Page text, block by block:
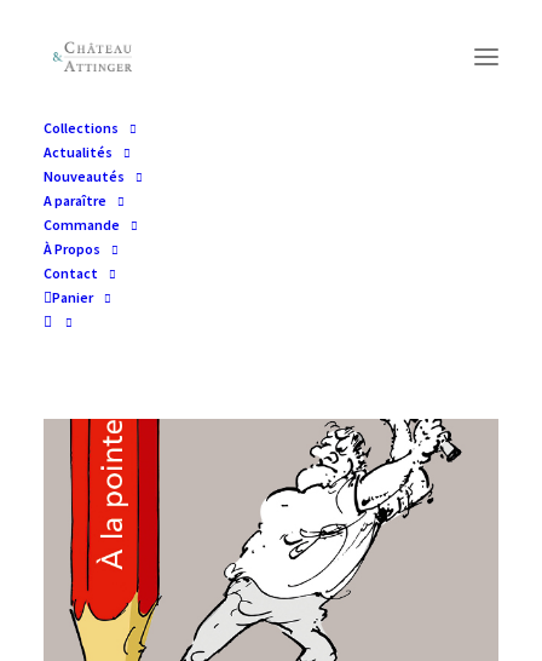
Collections
Actualités
Nouveautés
A paraître
Commande
À Propos
Contact
Panier